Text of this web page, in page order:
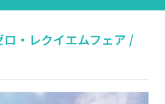
・レクイエムフェア /